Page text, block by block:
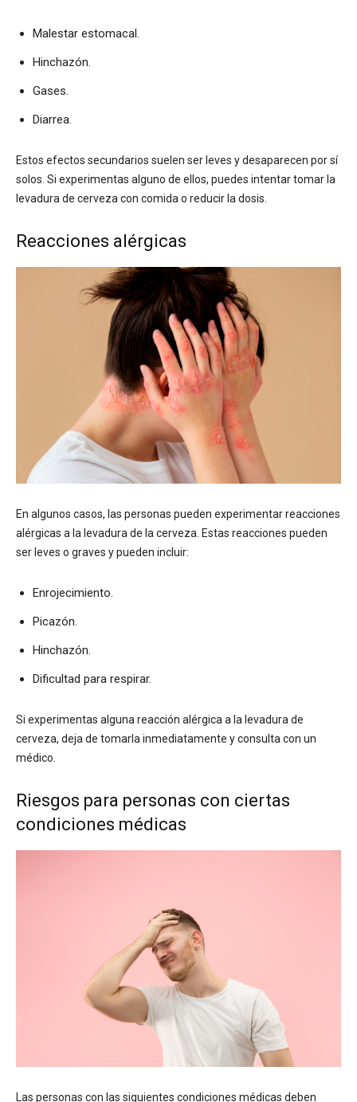
Malestar estomacal.
Hinchazón.
Gases.
Diarrea.
Estos efectos secundarios suelen ser leves y desaparecen por sí
solos. Si experimentas alguno de ellos, puedes intentar tomar la
levadura de cerveza con comida o reducir la dosis.
Reacciones alérgicas
En algunos casos, las personas pueden experimentar reacciones
alérgicas a la levadura de la cerveza. Estas reacciones pueden
ser leves o graves y pueden incluir:
Enrojecimiento.
Picazón.
Hinchazón.
Dificultad para respirar.
Si experimentas alguna reacción alérgica a la levadura de
cerveza, deja de tomarla inmediatamente y consulta con un
médico.
Riesgos para personas con ciertas
condiciones médicas
Las personas con las siguientes condiciones médicas deben